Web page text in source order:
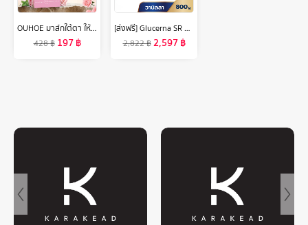
OUHOE มาส์กใต้ตา ให้ความชุ่มชื่นลดรอยหมองคล้ำบำรุงรอบดวงตาลดผ้าปิดตากุหลาบผิวรอบดวงตาลบเลือนริ้วรอยถุงใต้ตาและรอยคล้ำผ้าปิดตาคอลลาเจนช่วยบำรุงผิวลดเลือนริ้วรอยรอยความงามสิวคล้ำสำหรับบำรุงผิวตา
428฿ 197฿
[ส่งฟรี] Glucerna SR กลูเซอนา เอสอาร์ กลิ่นวานิลลา 800g 2 กระป๋อง Glucerna SR Vanilla 800g x2 สำหรับผู้ป่วยเบาหวาน
2,822฿2,597฿